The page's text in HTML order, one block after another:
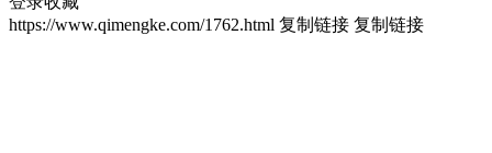
https://www.qimengke.com/1762.html 复制链接 复制链接